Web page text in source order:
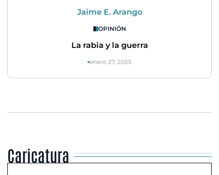
Jaime E. Arango
OPINIÓN
La rabia y la guerra
enero 27, 2025
Caricatura